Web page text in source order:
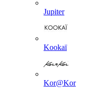
Jupiter
Kookaї
Kor@Kor